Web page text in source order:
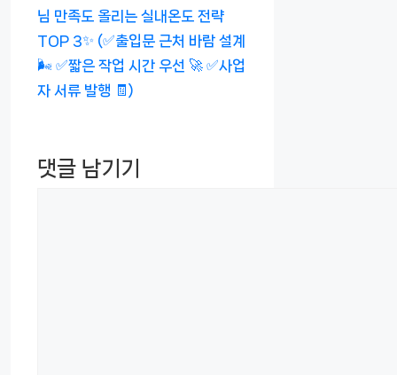
님 만족도 올리는 실내온도 전략
TOP 3✨ (✅출입문 근처 바람 설계
🌬️ ✅짧은 작업 시간 우선 🚀 ✅사업
자 서류 발행 🧾)
댓글 남기기